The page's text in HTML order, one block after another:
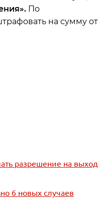
По
на сумму от
разрешение на выход
6 новых случаев